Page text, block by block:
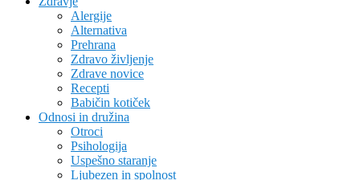
Alergije
Alternativa
Prehrana
Zdravo življenje
Zdrave novice
Recepti
Babičin kotiček
Odnosi in družina
Otroci
Psihologija
Uspešno staranje
Ljubezen in spolnost